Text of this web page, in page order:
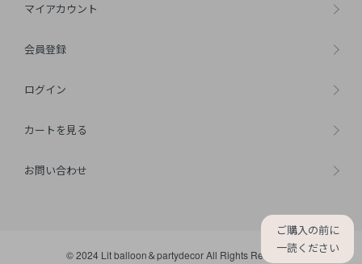
ご購入の前に
一読ください
マイアカウント
会員登録
ログイン
カートを見る
お問い合わせ
© 2024 Lit balloon＆partydecor All Rights Reserved.